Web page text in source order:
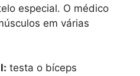
especial. O médico
em várias
testa o bíceps